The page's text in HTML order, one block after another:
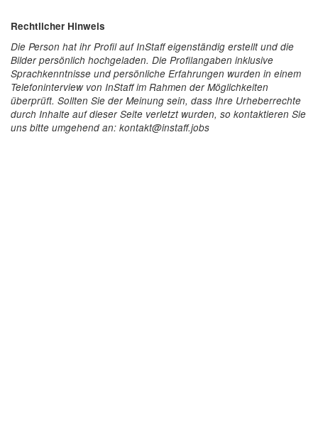
Rechtlicher Hinweis
Die Person hat ihr Profil auf InStaff eigenständig erstellt und die
Bilder persönlich hochgeladen. Die Profilangaben inklusive
Sprachkenntnisse und persönliche Erfahrungen wurden in einem
Telefoninterview von InStaff im Rahmen der Möglichkeiten
überprüft. Sollten Sie der Meinung sein, dass Ihre Urheberrechte
durch Inhalte auf dieser Seite verletzt wurden, so kontaktieren Sie
uns bitte umgehend an: kontakt@instaff.jobs